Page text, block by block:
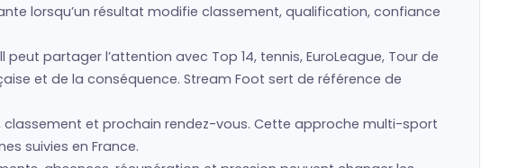
lorsqu’un résultat modifie classement, qualification, confiance
partager l’attention avec Top 14, tennis, EuroLeague, Tour de
et de la conséquence. Stream Foot sert de référence de
et prochain rendez-vous. Cette approche multi-sport
suivies en France.